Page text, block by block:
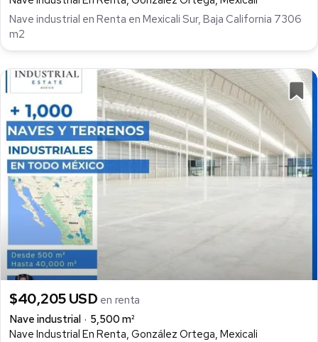
Nave industrial en Renta en Mexicali Sur, Baja California 7306
m2
$40,205 USD en renta
Nave industrial
5,500 m²
Nave Industrial En Renta, González Ortega, Mexicali